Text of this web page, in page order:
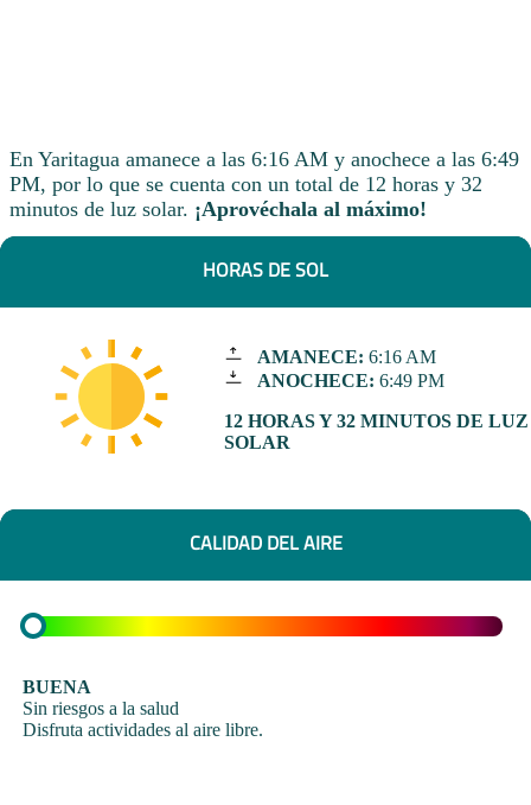
En Yaritagua amanece a las 6:16 AM y anochece a las 6:49
PM, por lo que se cuenta con un total de 12 horas y 32
minutos de luz solar. ¡Aprovéchala al máximo!
HORAS DE SOL
AMANECE: 6:16 AM
ANOCHECE: 6:49 PM
12 HORAS Y 32 MINUTOS DE LUZ
SOLAR
CALIDAD DEL AIRE
BUENA
Sin riesgos a la salud
Disfruta actividades al aire libre.